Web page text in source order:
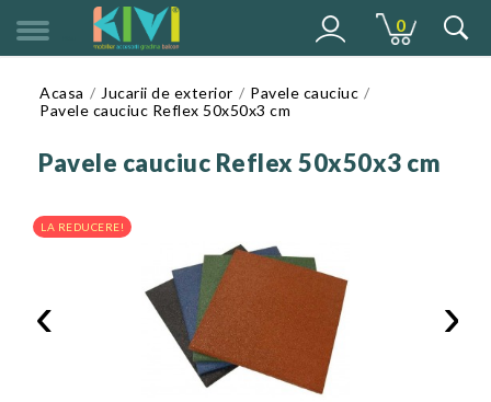
0
Acasa Jucarii de exterior
Pavele cauciuc
Pavele cauciuc Reflex 50x50x3 cm
Pavele cauciuc Reflex 50x50x3 cm
LA REDUCERE!
‹ ›